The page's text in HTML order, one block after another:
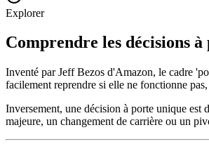
Explorer
Comprendre les décisions
Inventé par Jeff Bezos d'Amazon, le cadre
facilement reprendre si elle ne fonctionne
Inversement, une décision à porte unique
majeure, un changement de carrière ou un